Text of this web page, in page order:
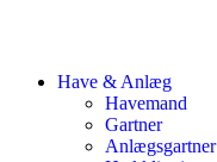
Have & Anlæg
Havemand
Gartner
Anlægsgartner